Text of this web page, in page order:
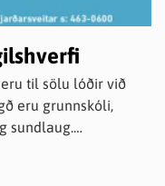
til sölu lóðir við
eru grunnskóli,
sundlaug.
og þéttbýli.